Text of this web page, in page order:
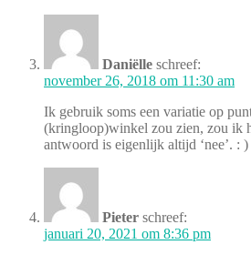
Daniëlle schreef:
november 26, 2018 om 11:30 am
Ik gebruik soms een variatie op
(kringloop)winkel zou zien, zou ik
antwoord is eigenlijk altijd ‘nee’. : )
Pieter schreef:
januari 20, 2021 om 8:36 pm